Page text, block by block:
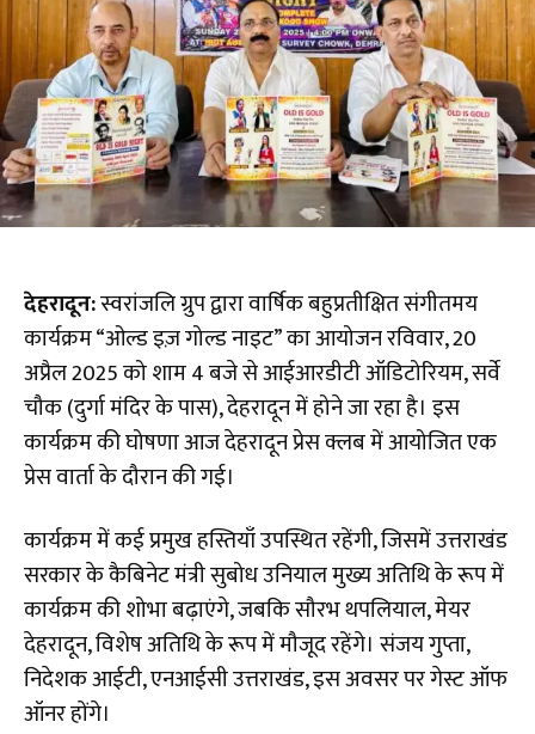
देहरादून:स्वरांजलि ग्रुप द्वारा वार्षिक बहुप्रतीक्षित संगीतमय
कार्यक्रम “ओल्ड इज़ गोल्ड नाइट” का आयोजन रविवार, 20
अप्रैल 2025 को शाम 4 बजे से आईआरडीटी ऑडिटोरियम, सर्वे
चौक (दुर्गा मंदिर के पास), देहरादून में होने जा रहा है। इस
कार्यक्रम की घोषणा आज देहरादून प्रेस क्लब में आयोजित एक
प्रेस वार्ता के दौरान की गई।
कार्यक्रम में कई प्रमुख हस्तियाँ उपस्थित रहेंगी, जिसमें उत्तराखंड
सरकार के कैबिनेट मंत्री सुबोध उनियाल मुख्य अतिथि के रूप में
कार्यक्रम की शोभा बढ़ाएंगे, जबकि सौरभ थपलियाल, मेयर
देहरादून, विशेष अतिथि के रूप में मौजूद रहेंगे। संजय गुप्ता,
निदेशक आईटी, एनआईसी उत्तराखंड, इस अवसर पर गेस्ट ऑफ
ऑनर होंगे।